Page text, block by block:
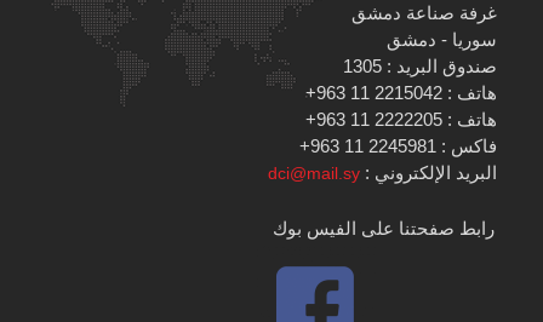
غرفة صناعة دمشق
سوريا - دمشق
صندوق البريد : 1305
هاتف : 2215042 11 963+
هاتف : 2222205 11 963+
فاكس : 2245981 11 963+
البريد الإلكتروني :dci@mail.sy
رابط صفحتنا على الفيس بوك